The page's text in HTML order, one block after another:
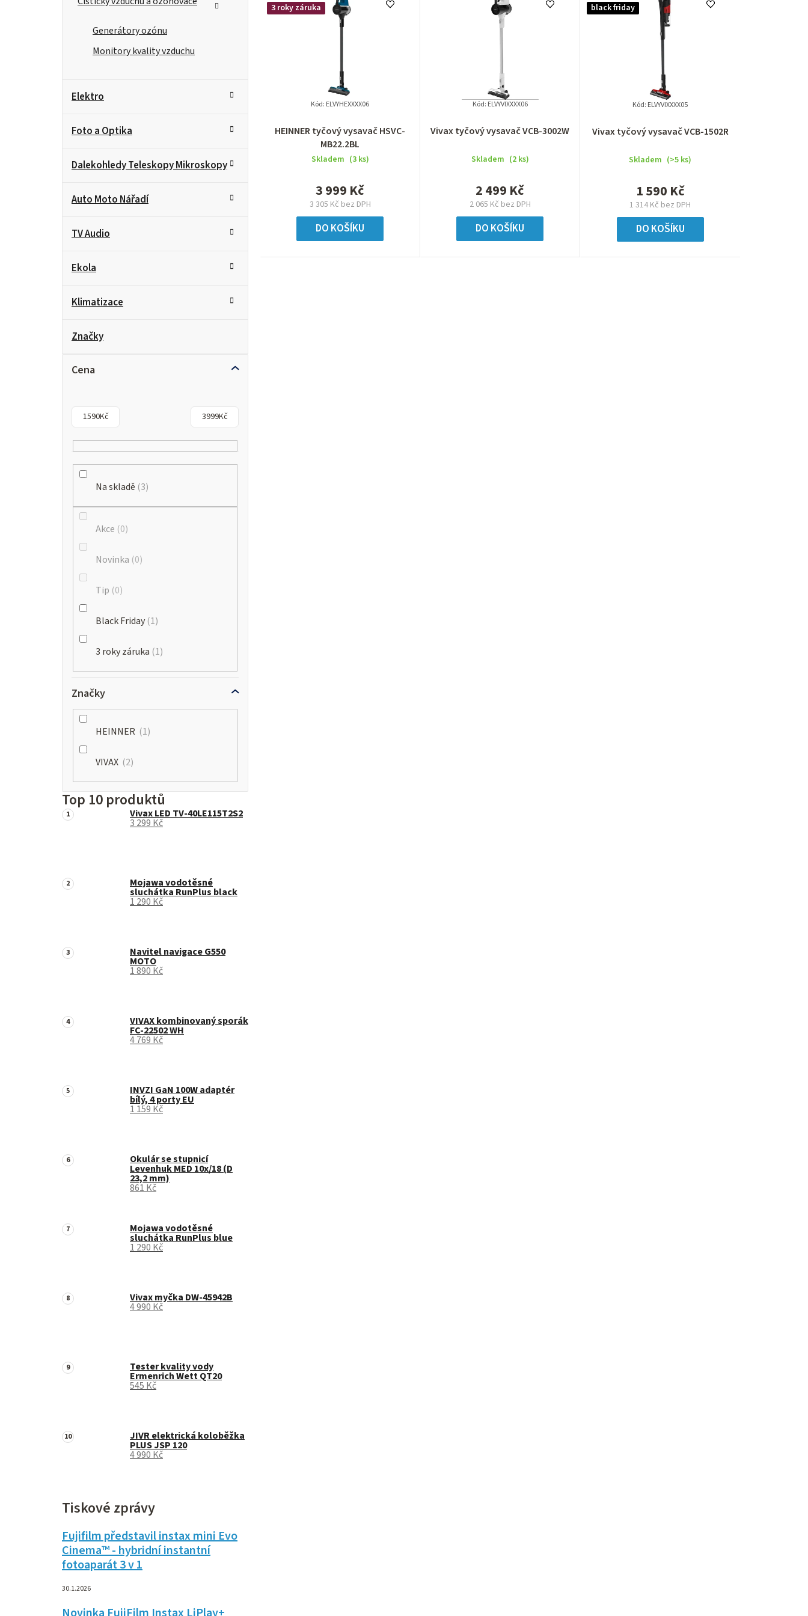
Generátory ozónu
Monitory kvality vzduchu
Elektro
Foto a Optika
Dalekohledy Teleskopy Mikroskopy
Auto Moto Nářadí
TV Audio
Ekola
Klimatizace
Značky
Cena
1590Kč 3999Kč
Na skladě 3
Akce 0
Novinka 0
Tip 0
Black Friday 1
3 roky záruka 1
Značky
HEINNER 1
VIVAX 2
Top 10 produktů
Vivax LED TV-40LE115T2S2
3 299 Kč
Mojawa vodotěsné
sluchátka RunPlus black
1 290 Kč
Navitel navigace G550
MOTO
1 890 Kč
VIVAX kombinovaný sporák
FC-22502 WH
4 769 Kč
INVZI GaN 100W adaptér
bílý, 4 porty EU
1 159 Kč
Okulár se stupnicí
Levenhuk MED 10x/18 (D
23,2 mm)
861 Kč
Mojawa vodotěsné
sluchátka RunPlus blue
1 290 Kč
Vivax myčka DW-45942B
4 990 Kč
Tester kvality vody
Ermenrich Wett QT20
545 Kč
JIVR elektrická koloběžka
PLUS JSP 120
4 990 Kč
Tiskové zprávy
Fujifilm představil instax mini Evo
Cinema™ - hybridní instantní
fotoaparát 3 v 1
30.1.2026
e
o
ů
3 roky záruka
HEINNER tyčový vysavač HSVC-
MB22.2BL
Skladem (3 ks)
3 305 Kč bez DPH
3 999 Kč
DO KOŠÍKU
Kód: ELVYHEXXXX06
Vivax tyčový vysavač VCB-3002W
Skladem (2 ks)
2 065 Kč bez DPH
2 499 Kč
DO KOŠÍKU
Kód: ELVYVIXXXX06
black friday
Vivax tyčový vysavač VCB-1502R
Skladem (>5 ks)
1 314 Kč bez DPH
1 590 Kč
DO KOŠÍKU
Kód: ELVYVIXXXX05